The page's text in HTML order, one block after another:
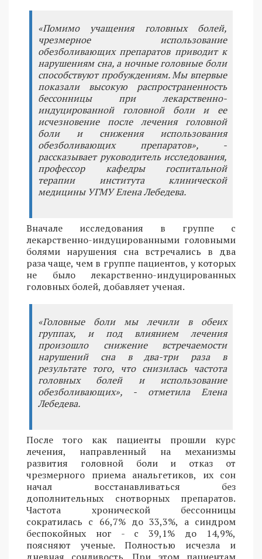
«Помимо учащения головных болей,
чрезмерное использование
обезболивающих препаратов приводит к
нарушениям сна, а ночные головные боли
способствуют пробуждениям. Мы впервые
показали высокую распространенность
бессонницы при лекарственно-
индуцированной головной боли и ее
исчезновение после лечения головной
боли и снижения использования
обезболивающих препаратов», -
рассказывает руководитель исследования,
профессор кафедры госпитальной
терапии института клинической
медицины УГМУ Елена Лебедева.
Вначале исследования в группе с
лекарственно-индуцированными головными
болями нарушения сна встречались в два
раза чаще, чем в группе пациентов, у которых
не было лекарственно-индуцированных
головных болей, добавляет ученая.
«Головные боли мы лечили в обеих
группах, и под влиянием лечения
произошло снижение встречаемости
нарушений сна в два-три раза в
результате того, что снизилась частота
головных болей и использование
обезболивающих», - отметила Елена
Лебедева.
После того как пациенты прошли курс
лечения, направленный на механизмы
развития головной боли и отказ от
чрезмерного приема анальгетиков, их сон
начал восстанавливаться без
дополнительных снотворных препаратов.
Частота хронической бессонницы
сократилась с 66,7% до 33,3%, а синдром
беспокойных ног - с 39,1% до 14,9%,
поясняют ученые. Полностью исчезла и
дневная сонливость. При этом пациентам